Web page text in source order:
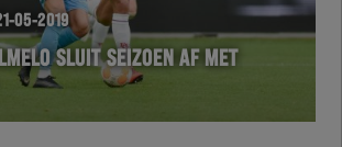
05-2019
SLUIT SEIZOEN AF MET